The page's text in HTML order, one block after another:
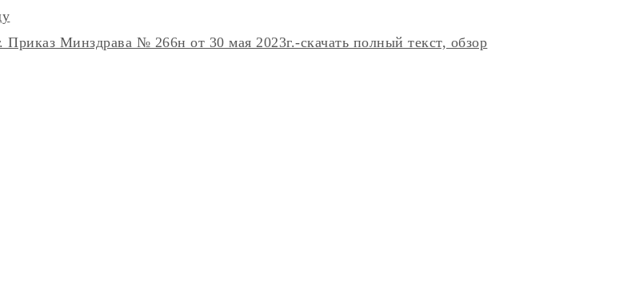
Минздрава № 266н от 30 мая 2023г.-скачать полный текст, обзор